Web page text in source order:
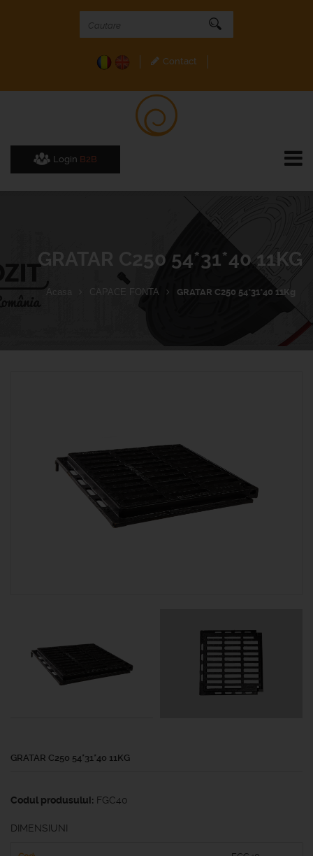
Contact
Login B2B
GRATAR C250 54*31*40 11KG
Acasa CAPACE FONTA GRATAR C250 54*31*40 11Kg
GRATAR C250 54*31*40 11KG
Codul produsului: FGC40
DIMENSIUNI